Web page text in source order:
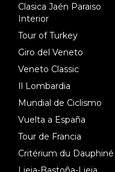
Clasica Jaén Paraiso
Interior
Tour of Turkey
Giro del Veneto
Veneto Classic
Il Lombardia
Mundial de Ciclismo
Vuelta a España
Tour de Francia
Critérium du Dauphiné